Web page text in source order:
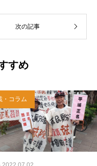
次の記事
すめ
・コラム